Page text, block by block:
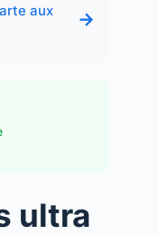
aux
→
ultra